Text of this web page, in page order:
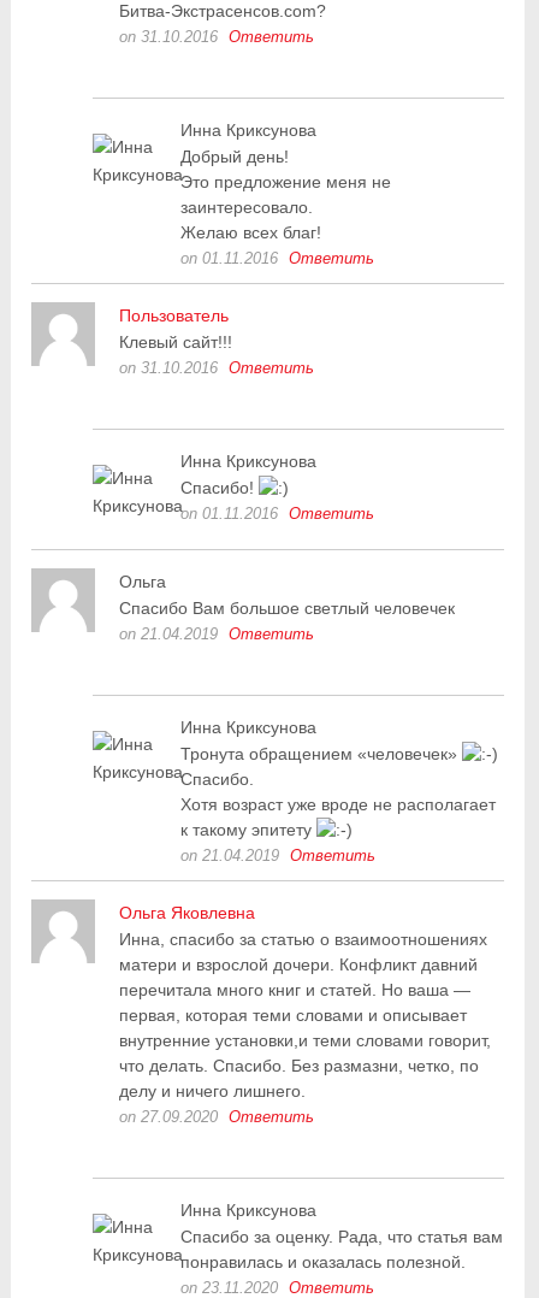
Битва-Экстрасенсов.com?
on 31.10.2016 Ответить
Инна Криксунова
Добрый день!
Это предложение меня не
заинтересовало.
Желаю всех благ!
on 01.11.2016 Ответить
Пользователь
Клевый сайт!!!
on 31.10.2016 Ответить
Инна Криксунова
Спасибо!
on 01.11.2016 Ответить
Ольга
Спасибо Вам большое светлый человечек
on 21.04.2019 Ответить
Инна Криксунова
Тронута обращением «человечек»
Спасибо.
Хотя возраст уже вроде не располагает
к такому эпитету
on 21.04.2019 Ответить
Ольга Яковлевна
Инна, спасибо за статью о взаимоотношениях
матери и взрослой дочери. Конфликт давний
перечитала много книг и статей. Но ваша —
первая, которая теми словами и описывает
внутренние установки,и теми словами говорит,
что делать. Спасибо. Без размазни, четко, по
делу и ничего лишнего.
on 27.09.2020 Ответить
Инна Криксунова
Спасибо за оценку. Рада, что статья вам
понравилась и оказалась полезной.
on 23.11.2020 Ответить